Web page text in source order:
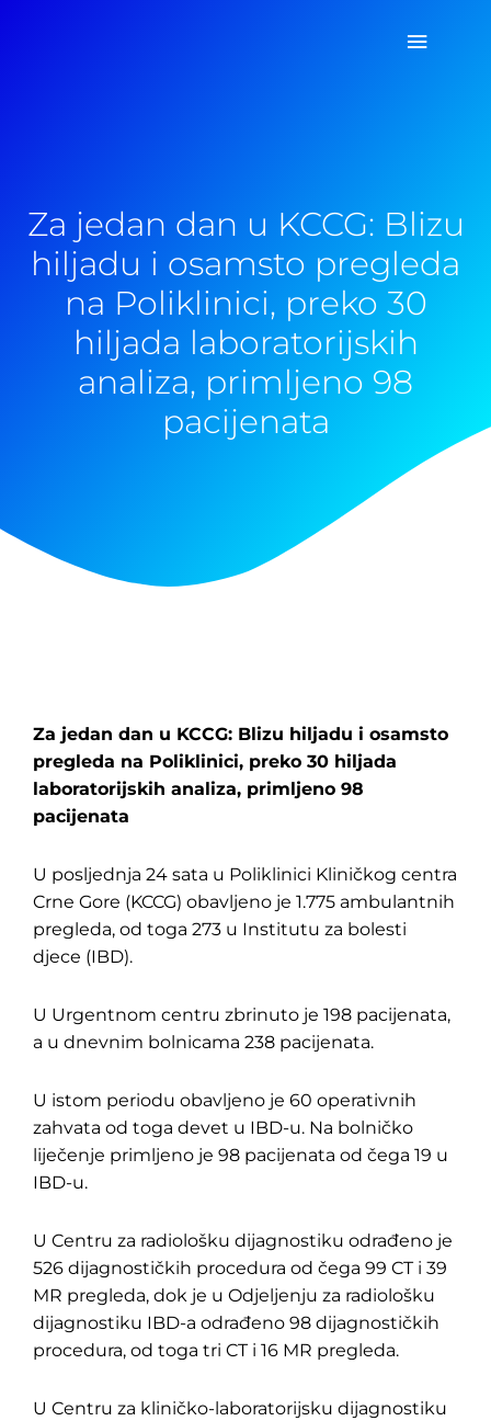
Glavni
Za jedan dan u KCCG: Blizu
hiljadu i osamsto pregleda
na Poliklinici, preko 30
hiljada laboratorijskih
analiza, primljeno 98
pacijenata
Za jedan dan u KCCG: Blizu hiljadu i osamsto
pregleda na Poliklinici, preko 30 hiljada
laboratorijskih analiza, primljeno 98
pacijenata
U posljednja 24 sata u Poliklinici Kliničkog centra
Crne Gore (KCCG) obavljeno je 1.775 ambulantnih
pregleda, od toga 273 u Institutu za bolesti
djece (IBD).
U Urgentnom centru zbrinuto je 198 pacijenata,
a u dnevnim bolnicama 238 pacijenata.
U istom periodu obavljeno je 60 operativnih
zahvata od toga devet u IBD-u. Na bolničko
liječenje primljeno je 98 pacijenata od čega 19 u
IBD-u.
U Centru za radiološku dijagnostiku odrađeno je
526 dijagnostičkih procedura od čega 99 CT i 39
MR pregleda, dok je u Odjeljenju za radiološku
dijagnostiku IBD-a odrađeno 98 dijagnostičkih
procedura, od toga tri CT i 16 MR pregleda.
U Centru za kliničko-laboratorijsku dijagnostiku